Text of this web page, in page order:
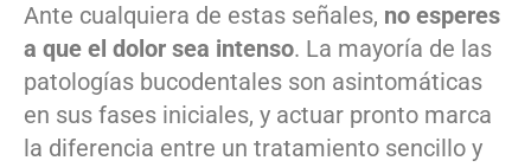
Ante cualquiera de estas señales, no esperes
a que el dolor sea intenso. La mayoría de las
patologías bucodentales son asintomáticas
en sus fases iniciales, y actuar pronto marca
la diferencia entre un tratamiento sencillo y